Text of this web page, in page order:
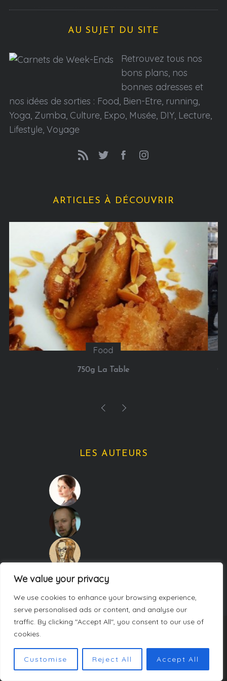
We value your privacy
We use cookies to enhance your browsing experience,
serve personalised ads or content, and analyse our
traffic. By clicking "Accept All", you consent to our use of
cookies.
Customise Reject All Accept All
AU SUJET DU SITE
Retrouvez tous nos
bons plans, nos
bonnes adresses et
nos idées de sorties : Food, Bien-Etre, running,
Yoga, Zumba, Culture, Expo, Musée, DIY, Lecture,
Lifestyle, Voyage
ARTICLES À DÉCOUVRIR
Sorties
Google installe un chalet à Paris du 21 au 24 janvier
LES AUTEURS
COPYRIGHT CARNETS DE WEEK-ENDS. TOUS DROITS RÉSERVÉS.
POLITIQUE DE CONFIDENTIALITÉ